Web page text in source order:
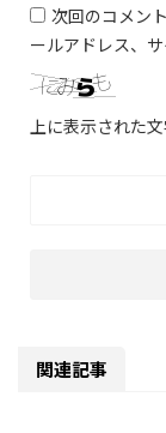
次回のコメン
ールアドレス、サ
上に表示された文
関連記事